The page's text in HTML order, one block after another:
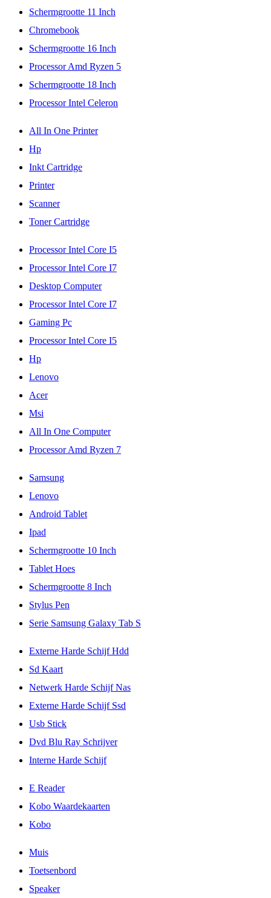
Schermgrootte 11 Inch
Chromebook
Schermgrootte 16 Inch
Processor Amd Ryzen 5
Schermgrootte 18 Inch
Processor Intel Celeron
All In One Printer
Hp
Inkt Cartridge
Printer
Scanner
Toner Cartridge
Processor Intel Core I5
Processor Intel Core I7
Desktop Computer
Processor Intel Core I7
Gaming Pc
Processor Intel Core I5
Hp
Lenovo
Acer
Msi
All In One Computer
Processor Amd Ryzen 7
Samsung
Lenovo
Android Tablet
Ipad
Schermgrootte 10 Inch
Tablet Hoes
Schermgrootte 8 Inch
Stylus Pen
Serie Samsung Galaxy Tab S
Externe Harde Schijf Hdd
Sd Kaart
Netwerk Harde Schijf Nas
Externe Harde Schijf Ssd
Usb Stick
Dvd Blu Ray Schrijver
Interne Harde Schijf
E Reader
Kobo Waardekaarten
Kobo
Muis
Toetsenbord
Speaker